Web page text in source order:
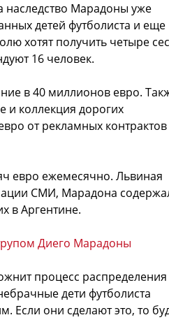
наследство Марадоны уже
детей футболиста и еще
хотят получить четыре
16 человек.
в 40 миллионов евро.
и коллекция дорогих
от рекламных контрактов
евро ежемесячно. Львиная
СМИ, Марадона
в Аргентине.
Диего Марадоны
процесс распределения
дети футболиста
Если они сделают это, то